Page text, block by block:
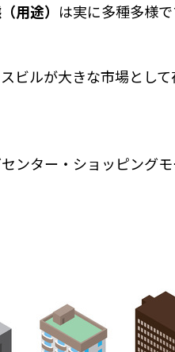
用途） は実に多種多様で
ビルが大きな市場として
ンター・ショッピング